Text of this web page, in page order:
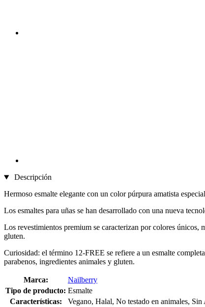
Descripción
Hermoso esmalte elegante con un color púrpura amatista
Los esmaltes para uñas se han desarrollado con una nueva
Los revestimientos premium se caracterizan por colores
gluten.
Curiosidad: el término 12-FREE se refiere a un esmalte
parabenos, ingredientes animales y gluten.
Marca:
Nailberry
Tipo de producto: Esmalte
Características:
Vegano, Halal, No testado en animales,